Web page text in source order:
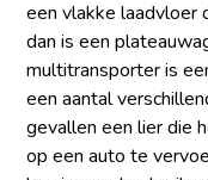
een vlakke laadvloer
dan is een
multitransporter is
een aantal
gevallen een lier die
op een auto te